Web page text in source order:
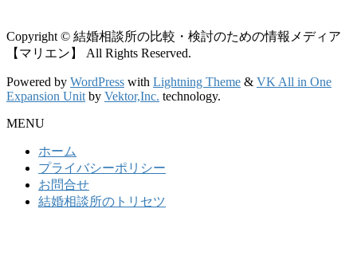
Copyright © 結婚相談所の比較・検討のための情報メディア
【マリエン】 All Rights Reserved.
Powered by WordPress with Lightning Theme & VK All in One
Expansion Unit by Vektor,Inc. technology.
MENU
ホーム
プライバシーポリシー
お問合せ
結婚相談所のトリセツ